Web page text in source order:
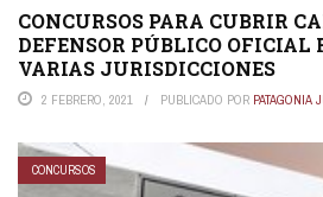
CONCURSOS PARA CUBRIR
DEFENSOR PÚBLICO OFICIAL
VARIAS JURISDICCIONES
2 FEBRERO, 2021 PUBLICADO POR PATAGONIA
CONCURSOS